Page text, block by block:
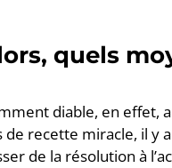
quels
diable, en effet,
de recette miracle, il y
de la résolution à